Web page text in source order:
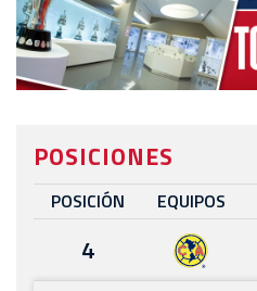
POSICIONES
POSICIÓN EQUIPOS
4